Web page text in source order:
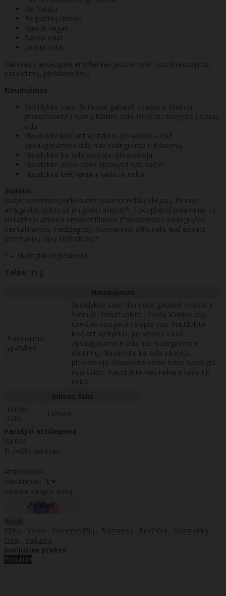
Be ftalatų
Be palmių riebalų
Raw & Vegan
Sausai odai
Jautriai odai.
Natūralus apsauginis emolientas jautriai odai, nuo išsausėjimų,
paraudimų, pleiskanojimų.
Naudojimas.
Sušildykite savo delnuose gabalėlį sviesto ir švelniai
įmasažuokite į švarią kūdikio odą. Greičiau susigeria į šlapią
odą.
Naudokite keičiant vystyklus, po vonios – kad
apsaugotumėte odą nuo sudirginimo ir iššutimų.
Naudokite kai oda sausėja, pleiskanoja.
Naudokite veido odos apsaugai nuo šalčio.
Naudokite kiek reikia ir kada tik reikia.
Sudėtis:
Butyrospermum parkii butter (sviestmedžių aliejus), Prunus
amygdalus dulcis oil (migdolų aliejus)*, Tocopherol (vitaminas E),
Helianthus annuus unsaponifiables (Paprastosios saulėgrąžos
nemuilinamos medžiagos), Rosmarinus officinalis leaf extract
(rozmarinų lapų ekstraktas)*.
* – Ekologiški ingredientai
Talpa: 45 g.
Naudojimo
ypatybės
Sušildykite savo delnuose gabalėlį sviesto ir
švelniai įmasažuokite į švarią kūdikio odą.
Greičiau susigeria į šlapią odą. Naudokite
keičiant vystyklus, po vonios – kad
apsaugotumėte odą nuo sudirginimo ir
iššutimų. Naudokite kai oda sausėja,
pleiskanoja. Naudokite veido odos apsaugai
nuo šalčio. Naudokite kiek reikia ir kada tik
reikia
Kilmės
šalis
Lietuva
Parašyti atsiliepimą
Vardas:
El. pašto adresas:
Atsiliepimas:
Įvertinimas:
Įveskite saugos kodą:
Rašyti
Kūno
Veido Sviestmedžių Balzamas Priežiūra Kosmetika
Odai
Vaikams
Susijusios prekės
Populiari